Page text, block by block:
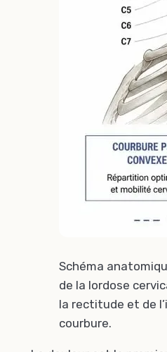
Schéma
de la lordose
la rectitude et de
courbure.